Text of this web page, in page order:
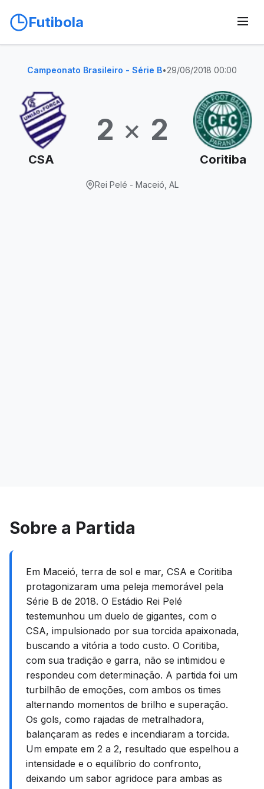
Futibola
Campeonato Brasileiro - Série B•29/06/2018 00:00
CSA
2 × 2
Coritiba
Rei Pelé - Maceió, AL
Sobre a Partida
Em Maceió, terra de sol e mar, CSA e Coritiba
protagonizaram uma peleja memorável pela
Série B de 2018. O Estádio Rei Pelé
testemunhou um duelo de gigantes, com o
CSA, impulsionado por sua torcida apaixonada,
buscando a vitória a todo custo. O Coritiba,
com sua tradição e garra, não se intimidou e
respondeu com determinação. A partida foi um
turbilhão de emoções, com ambos os times
alternando momentos de brilho e superação.
Os gols, como rajadas de metralhadora,
balançaram as redes e incendiaram a torcida.
Um empate em 2 a 2, resultado que espelhou a
intensidade e o equilíbrio do confronto,
deixando um sabor agridoce para ambas as